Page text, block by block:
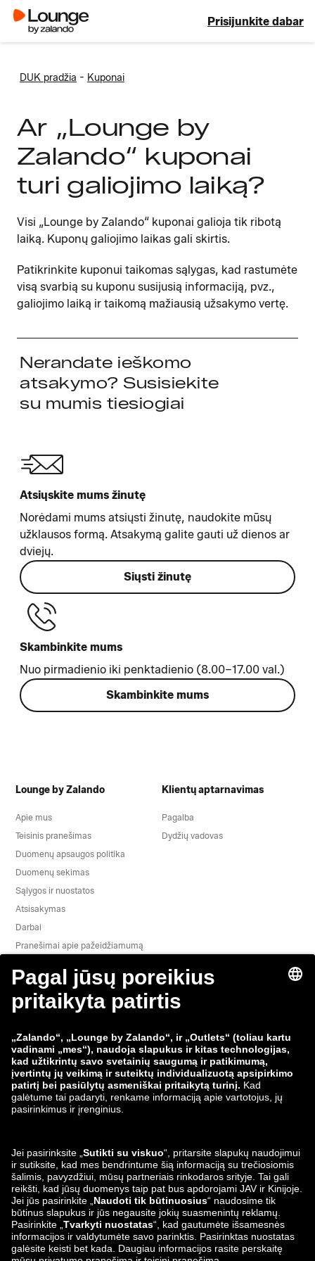
Prisijunkite dabar
DUK pradžia - Kuponai
Ar „Lounge by
Zalando“ kuponai
turi galiojimo laiką?
Visi „Lounge by Zalando“ kuponai galioja tik ribotą
laiką. Kuponų galiojimo laikas gali skirtis.
Patikrinkite kuponui taikomas sąlygas, kad rastumėte
visą svarbią su kuponu susijusią informaciją, pvz.,
galiojimo laiką ir taikomą mažiausią užsakymo vertę.
Nerandate ieškomo
atsakymo? Susisiekite
su mumis tiesiogiai
Atsiųskite mums žinutę
Norėdami mums atsiųsti žinutę, naudokite mūsų
užklausos formą. Atsakymą galite gauti už dienos ar
dviejų.
Siųsti žinutę
Skambinkite mums
Nuo pirmadienio iki penktadienio (8.00–17.00 val.)
Skambinkite mums
Lounge by Zalando
Apie mus
Teisinis pranešimas
Duomenų apsaugos politika
Duomenų sekimas
Sąlygos ir nuostatos
Atsisakymas
Darbai
Pranešimai apie pažeidžiamumą
Klientų aptarnavimas
Pagalba
Dydžių vadovas
„Zalando“ grupė
ABOUT YOU
Mokėjimo būdai
Mus taip pat rasite
Siuntimo ir pristatymo
Lounge by Zalando
Programėlės